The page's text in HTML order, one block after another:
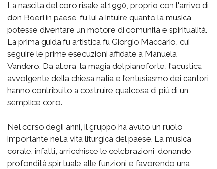
La nascita del coro risale al 1990, proprio con l'arrivo di
don Boeri in paese: fu lui a intuire quanto la musica
potesse diventare un motore di comunità e spiritualità.
La prima guida fu artistica fu Giorgio Maccario, cui
seguire le prime esecuzioni affidate a Manuela
Vandero. Da allora, la magia del pianoforte, l'acustica
avvolgente della chiesa natia e l'entusiasmo dei cantori
hanno contribuito a costruire qualcosa di più di un
semplice coro.
Nel corso degli anni, il gruppo ha avuto un ruolo
importante nella vita liturgica del paese. La musica
corale, infatti, arricchisce le celebrazioni, donando
profondità spirituale alle funzioni e favorendo una